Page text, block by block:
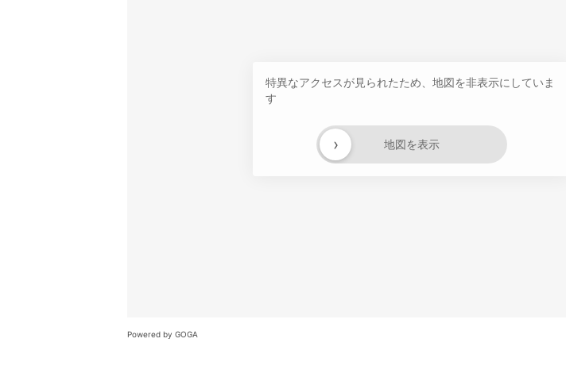
特異なアクセスが見られたため、地図を非表示にしていま
す
地図を表示
›
Powered by GOGA